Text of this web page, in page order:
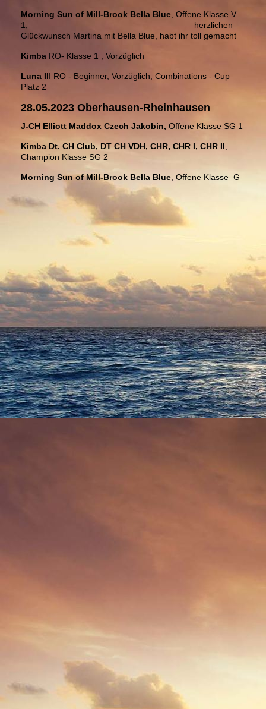
Morning Sun of Mill-Brook Bella Blue , Offene Klasse V
1, herzlichen
Glückwunsch Martina mit Bella Blue, habt ihr toll gemacht
Kimba RO- Klasse 1 , Vorzüglich
Luna III RO - Beginner, Vorzüglich, Combinations - Cup
Platz 2
28.05.2023 Oberhausen-Rheinhausen
J-CH Elliott Maddox Czech Jakobin, Offene Klasse SG 1
Kimba Dt. CH Club, DT CH VDH, CHR, CHR I, CHR II,
Champion Klasse SG 2
Morning Sun of Mill-Brook Bella Blue, Offene Klasse G